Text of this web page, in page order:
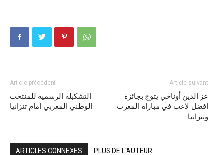
Article précédent
التشكيلة الرسمية للمنتخب
الوطني المغربي أمام تنزانيا
Article suivant
عز الدين أوناحي يتوج بجائزة
أفضل لاعب في مباراة المغرب
وتنزانيا
ARTICLES CONNEXES PLUS DE L'AUTEUR